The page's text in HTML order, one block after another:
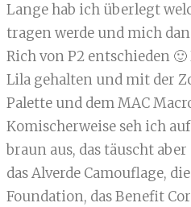
Lange hab ich überlegt
tragen werde und mich
Rich von P2 entschieden
Lila gehalten und mit der
Palette und dem MAC
Komischerweise seh ich
braun aus, das täuscht
das Alverde Camouflage,
Foundation, das Benefit